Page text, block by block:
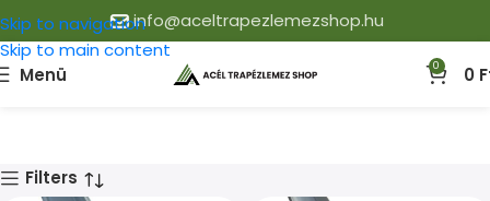
Skip to navigation
Skip to main content
info@aceltrapezlemezshop.hu
Menü 0 0
Filters